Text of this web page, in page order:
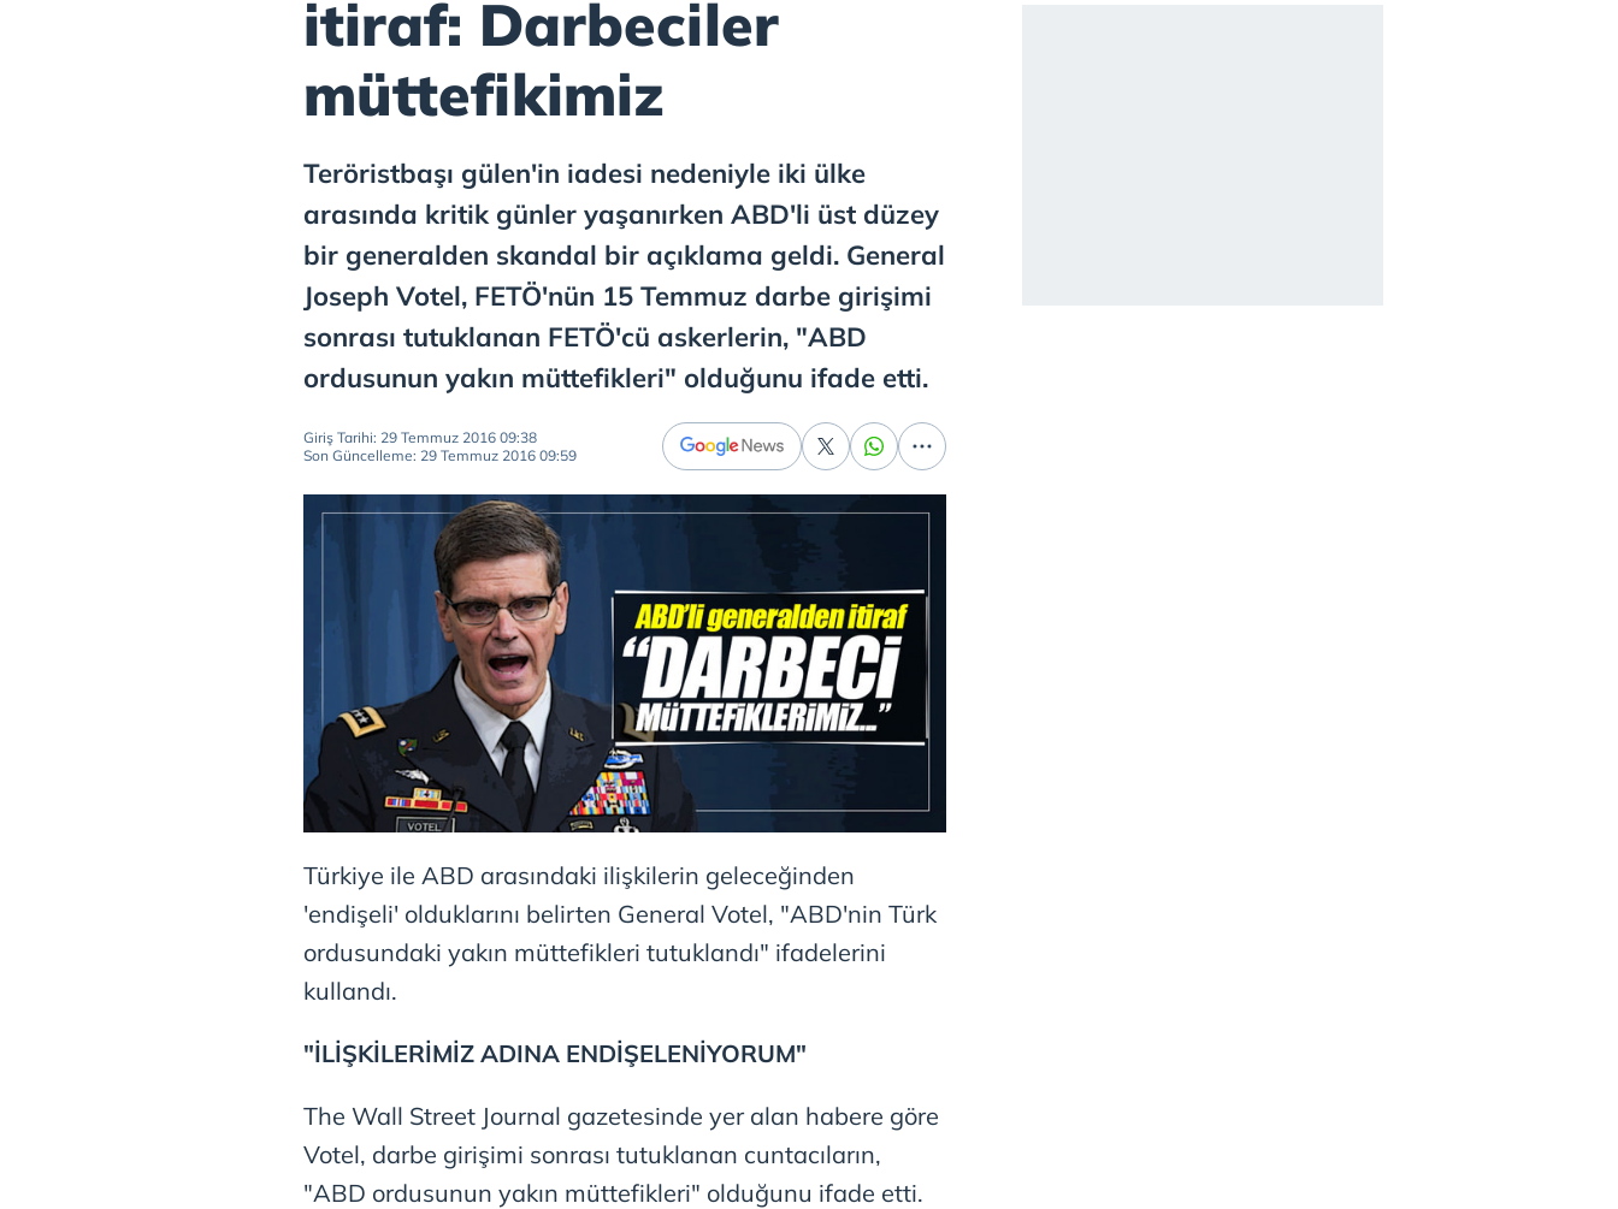
itiraf: Darbeciler
müttefikimiz
Teröristbaşı gülen'in iadesi nedeniyle iki ülke
arasında kritik günler yaşanırken ABD'li üst düzey
bir generalden skandal bir açıklama geldi. General
Joseph Votel, FETÖ'nün 15 Temmuz darbe girişimi
sonrası tutuklanan FETÖ'cü askerlerin, "ABD
ordusunun yakın müttefikleri" olduğunu ifade etti.
Giriş Tarihi: 29 Temmuz 2016 09:38
Son Güncelleme: 29 Temmuz 2016 09:59
Türkiye ile ABD arasındaki ilişkilerin geleceğinden
'endişeli' olduklarını belirten General Votel, "ABD'nin Türk
ordusundaki yakın müttefikleri tutuklandı" ifadelerini
kullandı.
"İLİŞKİLERİMİZ ADINA ENDİŞELENİYORUM"
The Wall Street Journal gazetesinde yer alan habere göre
Votel, darbe girişimi sonrası tutuklanan cuntacıların,
"ABD ordusunun yakın müttefikleri" olduğunu ifade etti.